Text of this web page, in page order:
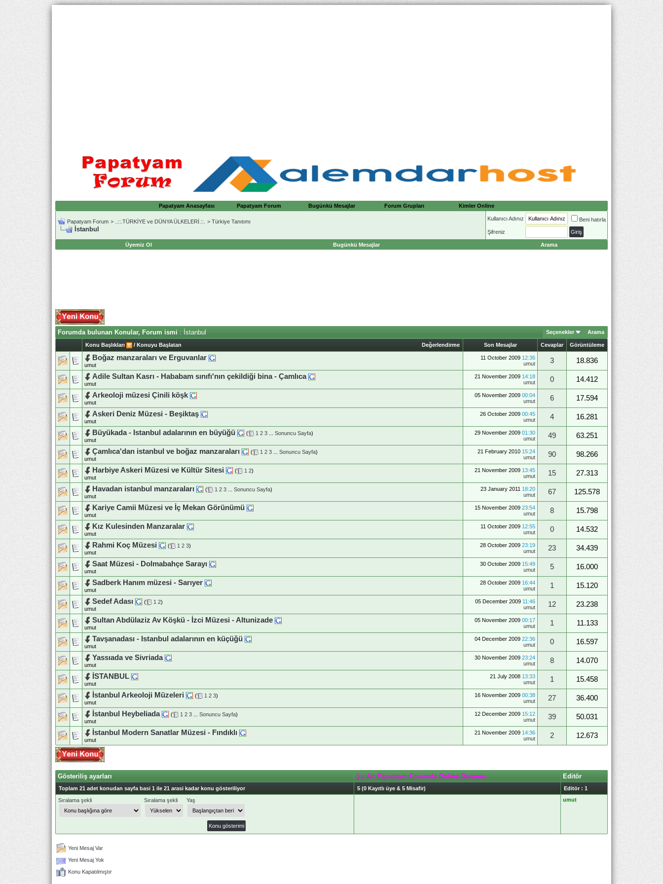
Papatyam Anasayfası Papatyam Forum Bugünkü Mesajlar Forum Grupları Kimler Online
Papatyam Forum > ..::.TÜRKİYE ve DÜNYA ÜLKELERİ.::. > Türkiye Tanıtımı
İstanbul
Kullanıcı Adınız Beni hatırla
Şifreniz
Üyemiz Ol Bugünkü Mesajlar Arama
Forumda bulunan Konular, Forum ismi : İstanbul Seçenekler Arama
Değerlendirme
Konu Başlıkları / Konuyu Başlatan Son Mesajlar Cevaplar Görüntüleme
Boğaz manzaraları ve Erguvanlar
umut
11 October 2009 12:36
umut
3
18.836
Adile Sultan Kasrı - Hababam sınıfı'nın çekildiği bina - Çamlıca
umut
21 November 2009 14:18
umut
0
14.412
Arkeoloji müzesi Çinili köşk
umut
05 November 2009 00:04
umut
6
17.594
Askeri Deniz Müzesi - Beşiktaş
umut
26 October 2009 00:45
umut
4
16.281
Büyükada - Istanbul adalarının en büyüğü
( 1 2 3 Sonuncu Sayfa)
umut
29 November 2009 01:30
umut
49
63.251
Çamlıca'dan istanbul ve boğaz manzaraları
( 1 2 3 Sonuncu Sayfa)
umut
21 February 2010 15:24
umut
90
98.266
Harbiye Askeri Müzesi ve Kültür Sitesi
( 1 2)
umut
21 November 2009 13:45
umut
15
27.313
Havadan istanbul manzaraları
( 1 2 3 Sonuncu Sayfa)
umut
23 January 2011 18:20
umut
67
125.578
Kariye Camii Müzesi ve İç Mekan Görünümü
umut
15 November 2009 23:54
umut
8
15.798
Kız Kulesinden Manzaralar
umut
11 October 2009 12:55
umut
0
14.532
Rahmi Koç Müzesi
( 1 2 3)
umut
28 October 2009 23:19
umut
23
34.439
Saat Müzesi - Dolmabahçe Sarayı
umut
30 October 2009 15:49
umut
5
16.000
Sadberk Hanım müzesi - Sarıyer
umut
28 October 2009 16:44
umut
1
15.120
Sedef Adası
( 1 2)
umut
05 December 2009 11:46
umut
12
23.238
Sultan Abdülaziz Av Köşkü - İzci Müzesi - Altunizade
umut
05 November 2009 00:17
umut
1
11.133
Tavşanadası - Istanbul adalarının en küçüğü
umut
04 December 2009 22:36
umut
0
16.597
Yassıada ve Sivriada
umut
30 November 2009 23:24
umut
8
14.070
İSTANBUL
umut
21 July 2008 13:33
umut
1
15.458
İstanbul Arkeoloji Müzeleri
( 1 2 3)
umut
16 November 2009 00:38
umut
27
36.400
İstanbul Heybeliada
( 1 2 3 Sonuncu Sayfa)
umut
12 December 2009 15:12
umut
39
50.031
İstanbul Modern Sanatlar Müzesi - Fındıklı
umut
21 November 2009 14:36
umut
2 12.673
Gösteriliş ayarları Şu An Papatyam Forumda Online Durumu Editör
Toplam 21 adet konudan sayfa basi 1 ile 21 arasi kadar konu gösteriliyor 5 (0 Kayıtlı üye & 5 Misafir)
Editör : 1
Sıralama şekli
Sıralama şekli Yaş umut
Yeni Mesaj Var
Yeni Mesaj Yok
Konu Kapatılmıştır